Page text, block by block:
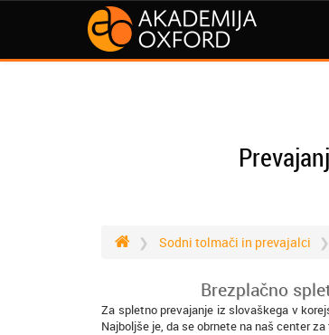
Sodni tolmači in prevajalci
Brezplačno
Za spletno prevajanje iz slovaškega v
Najboljše je, da se obrnete na naš center